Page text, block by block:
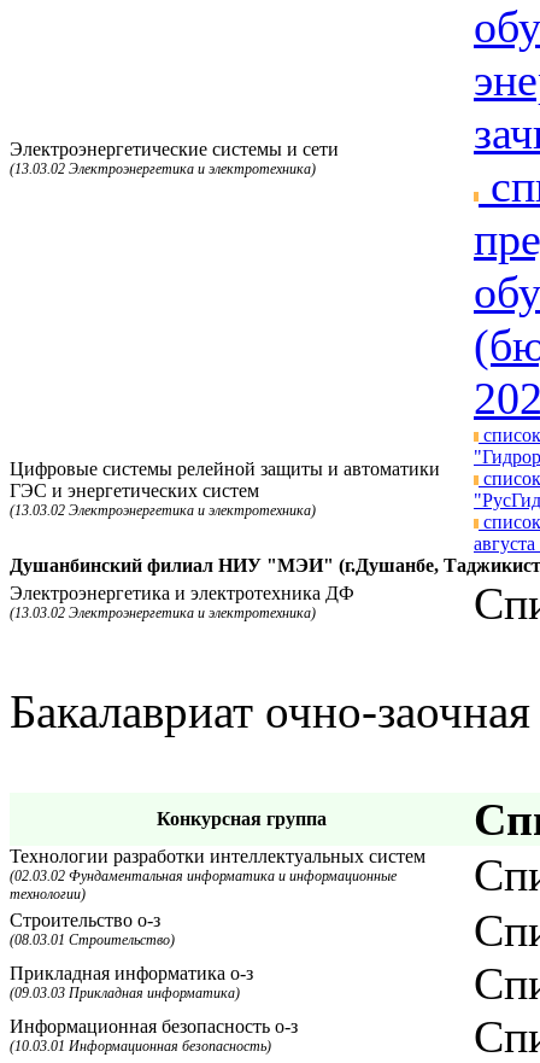
Электроэнергетические системы и сети
(13.03.02 Электроэнергетика и электротехника)
Цифровые системы релейной защиты и автоматики
ГЭС и энергетических систем
(13.03.02 Электроэнергетика и электротехника)
Душанбинский филиал НИУ "МЭИ" (г.Душанбе,
Электроэнергетика и электротехника ДФ
(13.03.02 Электроэнергетика и электротехника)
Бакалавриат очно-
Конкурсная группа
Технологии разработки интеллектуальных систем
(02.03.02 Фундаментальная информатика и информационные
технологии)
Строительство о-з
(08.03.01 Строительство)
Прикладная информатика о-з
(09.03.03 Прикладная информатика)
Информационная безопасность о-з
(10.03.01 Информационная безопасность)